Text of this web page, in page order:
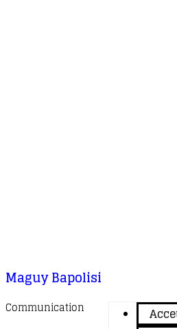
Maguy Bapolisi
Communication